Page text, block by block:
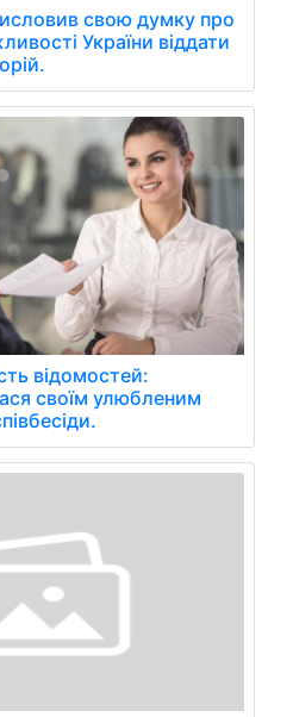
свою думку про
України віддати
відомостей:
своїм улюбленим